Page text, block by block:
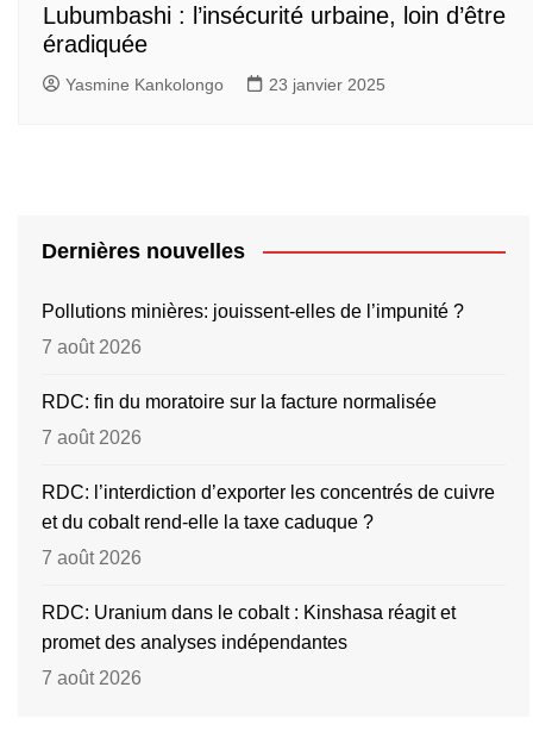
Lubumbashi : l’insécurité urbaine, loin d’être
éradiquée
Yasmine Kankolongo 23 janvier 2025
Dernières nouvelles
Pollutions minières: jouissent-elles de l’impunité ?
7 août 2026
RDC: fin du moratoire sur la facture normalisée
7 août 2026
RDC: l’interdiction d’exporter les concentrés de cuivre
et du cobalt rend-elle la taxe caduque ?
7 août 2026
RDC: Uranium dans le cobalt : Kinshasa réagit et
promet des analyses indépendantes
7 août 2026